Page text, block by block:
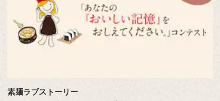
素麺ラブストーリー